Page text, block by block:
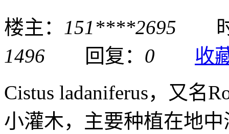
楼主： 151****2695 时
1496 回复： 0
收
Cistus ladaniferus，又名
小灌木，主要种植在地